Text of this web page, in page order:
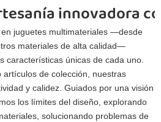
innovadora
juguetes multimateriales —desde
materiales de alta calidad—
características únicas de cada uno.
artículos de colección, nuestras
y calidez. Guiados por una visión
los límites del diseño, explorando
solucionando problemas de